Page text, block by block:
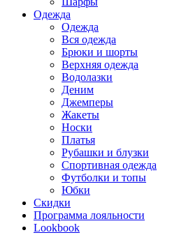
Одежда
Одежда
Вся одежда
Брюки и шорты
Верхняя одежда
Водолазки
Деним
Джемперы
Жакеты
Носки
Платья
Рубашки и блузки
Спортивная одежда
Футболки и топы
Юбки
Скидки
Программа лояльности
Lookbook